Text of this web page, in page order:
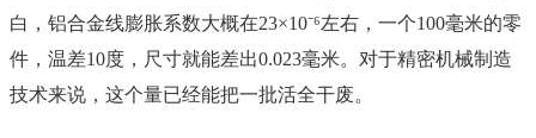
白，铝合金线膨胀系数大概在23×10⁻⁶左右，一个100毫米的零
件，温差10度，尺寸就能差出0.023毫米。对于精密机械制造
技术来说，这个量已经能把一批活全干废。